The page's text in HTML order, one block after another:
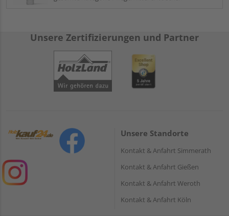
Unsere Zertifizierungen und Partner
Unsere Standorte
Kontakt & Anfahrt Simmerath
Kontakt & Anfahrt Gießen
Kontakt & Anfahrt Weroth
Kontakt & Anfahrt Köln